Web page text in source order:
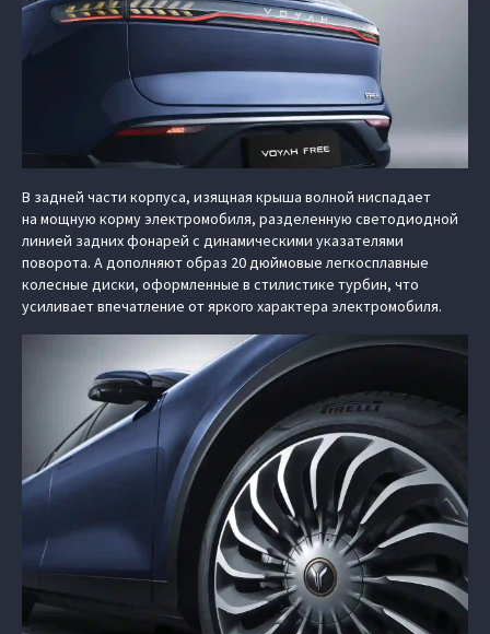
В задней части корпуса, изящная крыша волной ниспадает
на мощную корму электромобиля, разделенную светодиодной
линией задних фонарей с динамическими указателями
поворота. А дополняют образ 20 дюймовые легкосплавные
колесные диски, оформленные в стилистике турбин, что
усиливает впечатление от яркого характера электромобиля.